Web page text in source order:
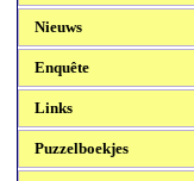
Nieuws
Enquête
Links
Puzzelboekjes